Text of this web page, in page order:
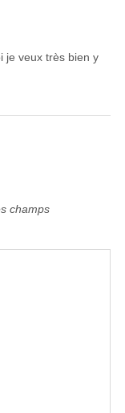
je veux très bien y
champs